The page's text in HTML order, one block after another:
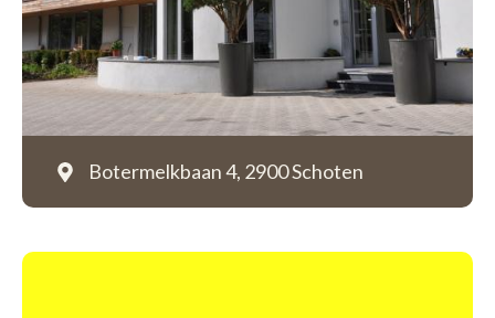
Botermelkbaan 4, 2900 Schoten